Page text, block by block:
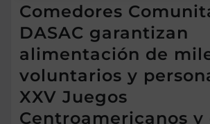
Comedores
DASAC garantizan
alimentación de
voluntarios y
XXV Juegos
Centroamericanos y